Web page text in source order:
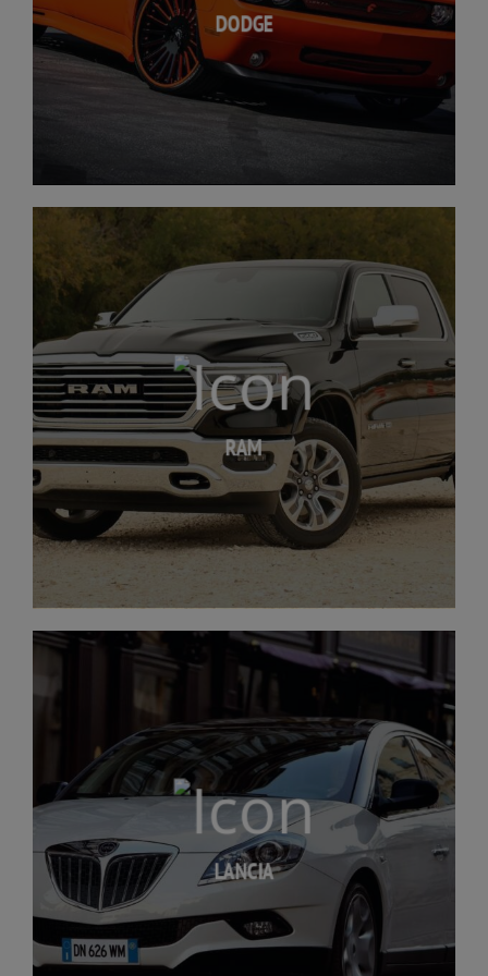
DODGE
RAM
LANCIA